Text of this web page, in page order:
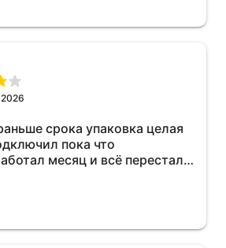
срока упаковка целая
пока что
месяц и всё перестал
расход топлива , очень